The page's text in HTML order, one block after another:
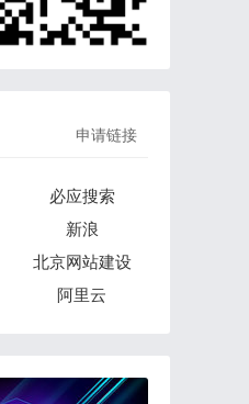
申请链接
必应搜索
新浪
北京网站建设
阿里云